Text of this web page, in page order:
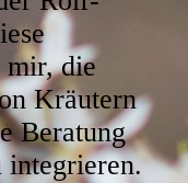
mir, die
Kräutern
Beratung
integrieren.